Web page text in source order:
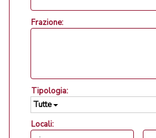
Frazione:
Tipologia:
Tutte
Locali: